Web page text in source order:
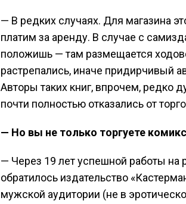
— В редких случаях. Для магазина
платим за аренду. В случае с
положишь — там размещается
растрепались, иначе придирчивый
Авторы таких книг, впрочем, редко
почти полностью отказались от
— Но вы не только торгуете
— Через 19 лет успешной работы
обратилось издательство
мужской аудитории (не в